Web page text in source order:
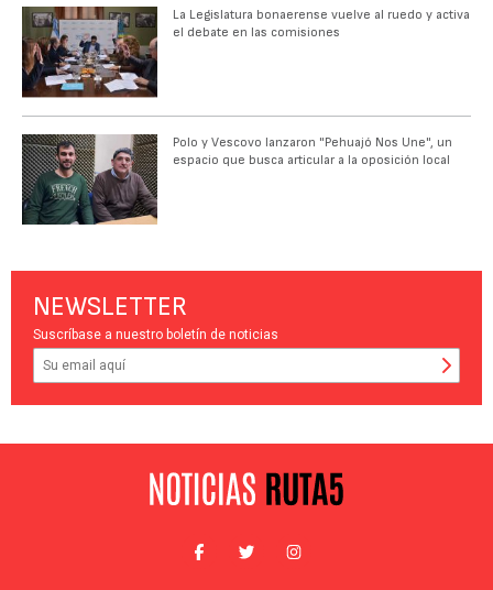
La Legislatura bonaerense vuelve al ruedo y activa
el debate en las comisiones
Polo y Vescovo lanzaron "Pehuajó Nos Une", un
espacio que busca articular a la oposición local
NEWSLETTER
Suscríbase a nuestro boletín de noticias